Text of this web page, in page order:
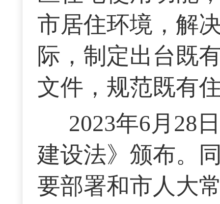
市居住环境，解
际，制定出台既
文件，规范既有
2023年6月28
建设法》颁布。
要部署和市人大